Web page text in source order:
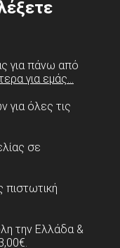
για πάνω από
για εμάς...
για όλες τις
σε
την Ελλάδα &